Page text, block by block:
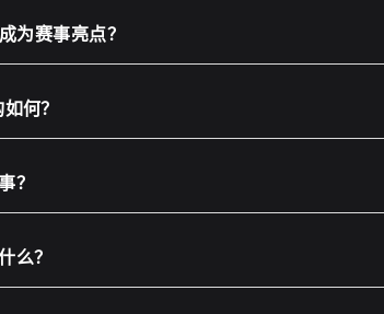
为赛事亮点？
何？
？
么？